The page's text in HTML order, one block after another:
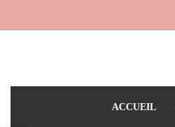
ACCUEIL